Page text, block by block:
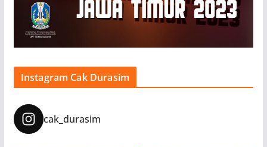
Instagram Cak Durasim
cak_durasim